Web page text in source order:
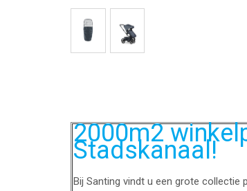
2000m2
Stadskanaal!
Bij Santing vindt u een grote